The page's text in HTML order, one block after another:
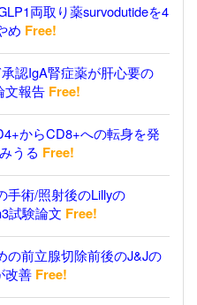
両取り薬survodutideを4
め Free!
認IgA腎症薬が肝心要の
文報告 Free!
からCD8+への転身を発
うる Free!
手術/照射後のLillyの
試験論文 Free!
の前立腺切除前後のJ&Jの
改善 Free!